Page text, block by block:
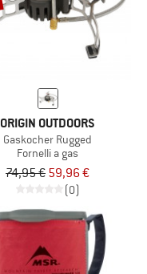
ORIGIN OUTDOORS
Gaskocher Rugged
Fornelli a gas
74,95 € 59,96 €
(0)